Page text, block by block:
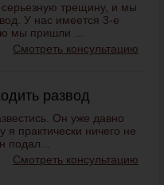
трещину, и мы
У нас имеется 3-е
мы пришли ...
Смотреть консультацию
развод
Он уже давно
практически ничего не
подал...
Смотреть консультацию